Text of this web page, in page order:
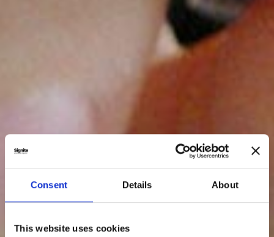
Consent Details About
This website uses cookies